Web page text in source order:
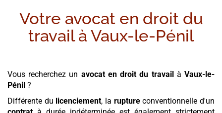
Votre avocat en droit du
travail à Vaux-le-Pénil
Vous recherchez un avocat en droit du travail àVaux-le-
Pénil ?
Différente du licenciement, la ruptureconventionnelle d'un